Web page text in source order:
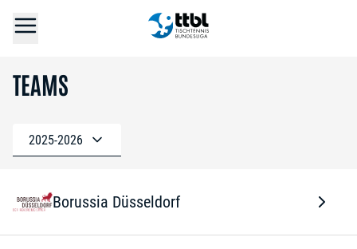
TEAMS
2025-2026
Borussia Düsseldorf